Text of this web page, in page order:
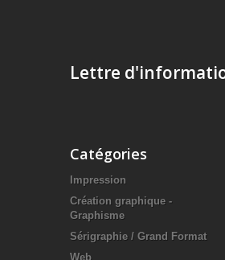
Lettre
Catégories
Impression
Création graphique -
Graphisme
Sérigraphie / Grand Format
Web